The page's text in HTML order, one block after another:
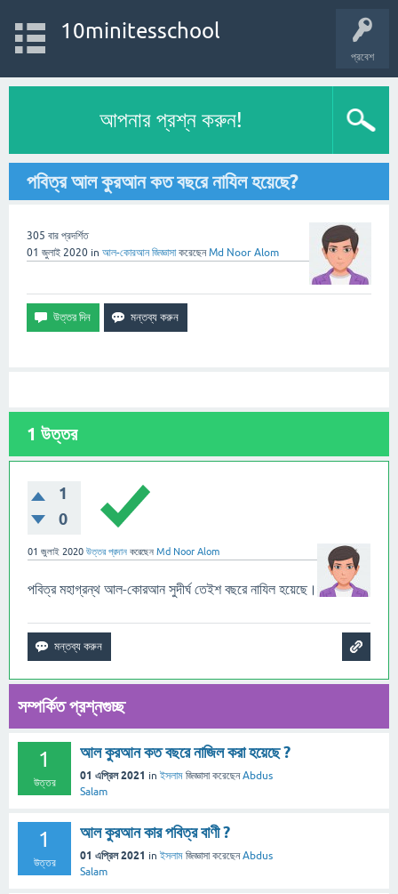
প্রবেশ
10minitesschool
আপনার প্রশ্ন করুন!
পবিত্র আল কুরআন কত বছরে নাযিল হয়েছে?
305 বার প্রদর্শিত
01 জুলাই 2020 in আল-কোরআন জিজ্ঞাসা করেছেনMd Noor Alom
1 উত্তর
1
0
01 জুলাই 2020 উত্তর প্রদান করেছেন Md Noor Alom
পবিত্র মহাগ্রন্থ আল-কোরআন সুদীর্ঘ তেইশ বছরে নাযিল হয়েছে।
সম্পর্কিত প্রশ্নগুচ্ছ
1
উত্তর
আল কুরআন কত বছরে নাজিল করা হয়েছে ?
01 এপ্রিল 2021 in ইসলাম জিজ্ঞাসা করেছেনAbdus
Salam
1
উত্তর
আল কুরআন কার পবিত্র বাণী ?
01 এপ্রিল 2021 in ইসলাম জিজ্ঞাসা করেছেনAbdus
Salam